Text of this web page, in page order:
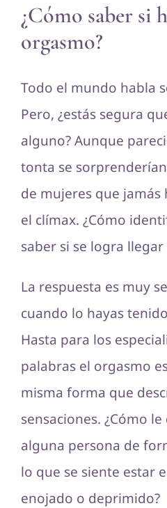
¿Cómo saber si
orgasmo?
Todo el mundo habla
Pero, ¿estás segura
alguno? Aunque
tonta se
de mujeres que
el clímax. ¿Cómo
saber si se logra
La respuesta es muy
cuando lo hayas
Hasta para los
palabras el orgasmo
misma forma que
sensaciones. ¿Cómo
alguna persona de
lo que se siente estar
enojado o deprimido?